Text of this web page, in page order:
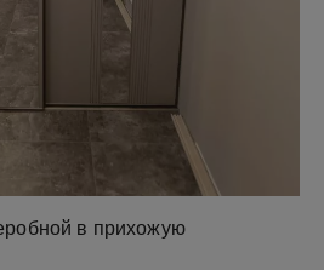
в прихожую